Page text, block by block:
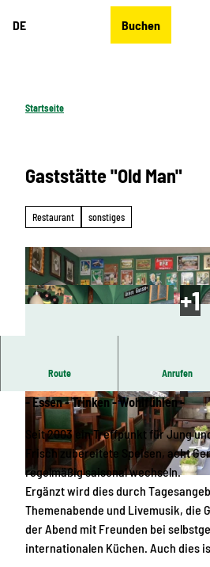
DE Buchen
Startseite
Gaststätte "Old Man"
Restaurant sonstiges
© Old Man © Old
Route Anrufen
- Essen - Trinken - Wohlfühlen -
Seit 2003 ein Treffpunkt für Jung
Frisch zubereitete Speisen, acht
regelmäßig saisonal wechseln.
Ergänzt wird dies durch
Themenabende und Livemusik, die
der Abend mit Freunden bei
internationalen Küchen. Auch dies